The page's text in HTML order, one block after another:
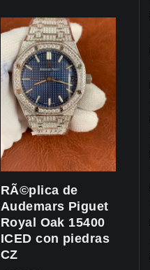
RÃ©plica de
Audemars Piguet
Royal Oak 15400
ICED con piedras
CZ